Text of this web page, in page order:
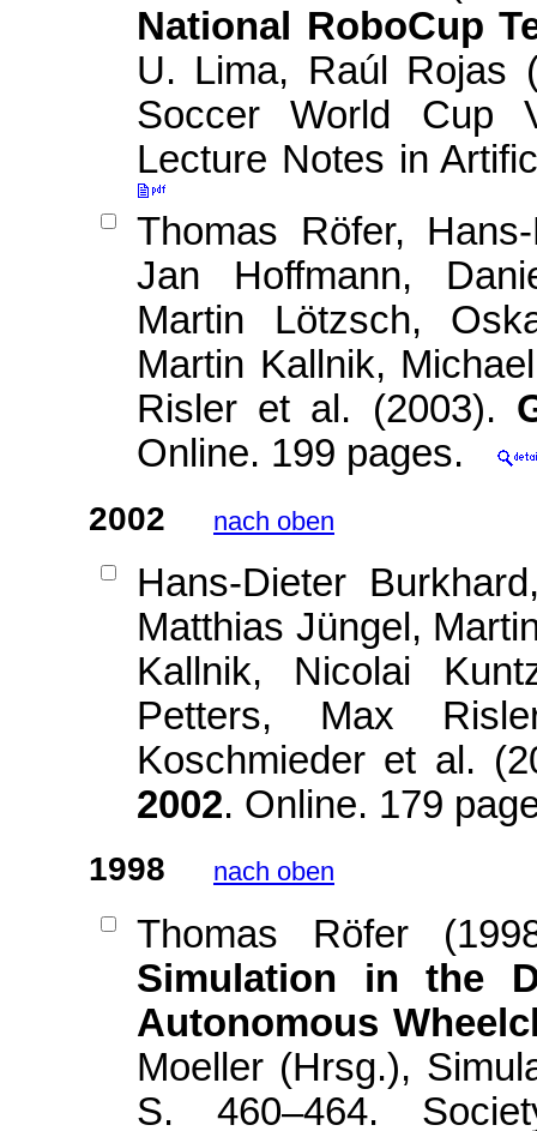
National RoboCup
U. Lima, Raúl Rojas
Soccer World Cup
Lecture Notes in
Thomas Röfer,
Jan Hoffmann,
Martin Lötzsch,
Martin Kallnik,
Risler et al. (2003).
Online. 199 pages.
2002 nach oben
Hans-Dieter
Matthias Jüngel,
Kallnik, Nicolai
Petters, Max
Koschmieder et al.
2002. Online. 179
1998 nach oben
Thomas Röfer
Simulation in the
Autonomous
Moeller (Hrsg.),
S. 460–464.